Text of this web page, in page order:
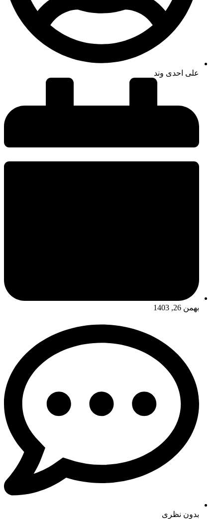
علی احدی وند
بهمن 26, 1403
بدون نظری